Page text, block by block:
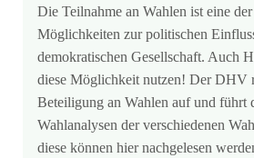
Die Teilnahme an Wahlen ist eine
Möglichkeiten zur politischen
demokratischen Gesellschaft. Auch
diese Möglichkeit nutzen! Der DHV
Beteiligung an Wahlen auf und führt
Wahlanalysen der verschiedenen
diese können hier nachgelesen